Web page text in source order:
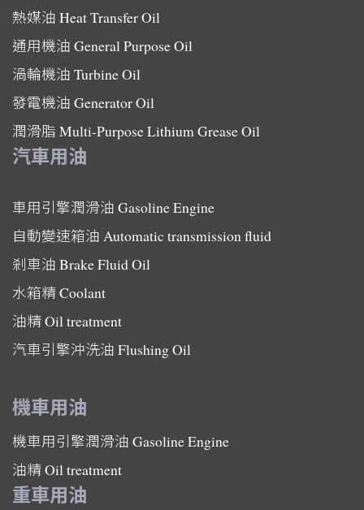
熱媒油 Heat Transfer Oil
通用機油 General Purpose Oil
渦輪機油 Turbine Oil
發電機油 Generator Oil
潤滑脂 Multi-Purpose Lithium Grease Oil
汽車用油
車用引擎潤滑油 Gasoline Engine
自動變速箱油 Automatic transmission fluid
剎車油 Brake Fluid Oil
水箱精Coolant
油精Oil treatment
汽車引擎沖洗油 Flushing Oil
機車用油
機車用引擎潤滑油 Gasoline Engine
油精Oil treatment
重車用油